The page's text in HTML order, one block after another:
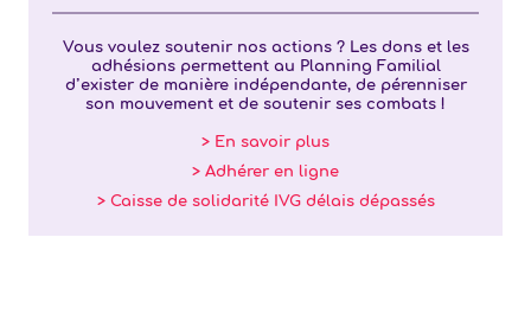
Vous voulez soutenir nos actions ? Les dons et les
adhésions permettent au Planning Familial
d’exister de manière indépendante, de pérenniser
son mouvement et de soutenir ses combats !
> En savoir plus
> Adhérer en ligne
> Caisse de solidarité IVG délais dépassés